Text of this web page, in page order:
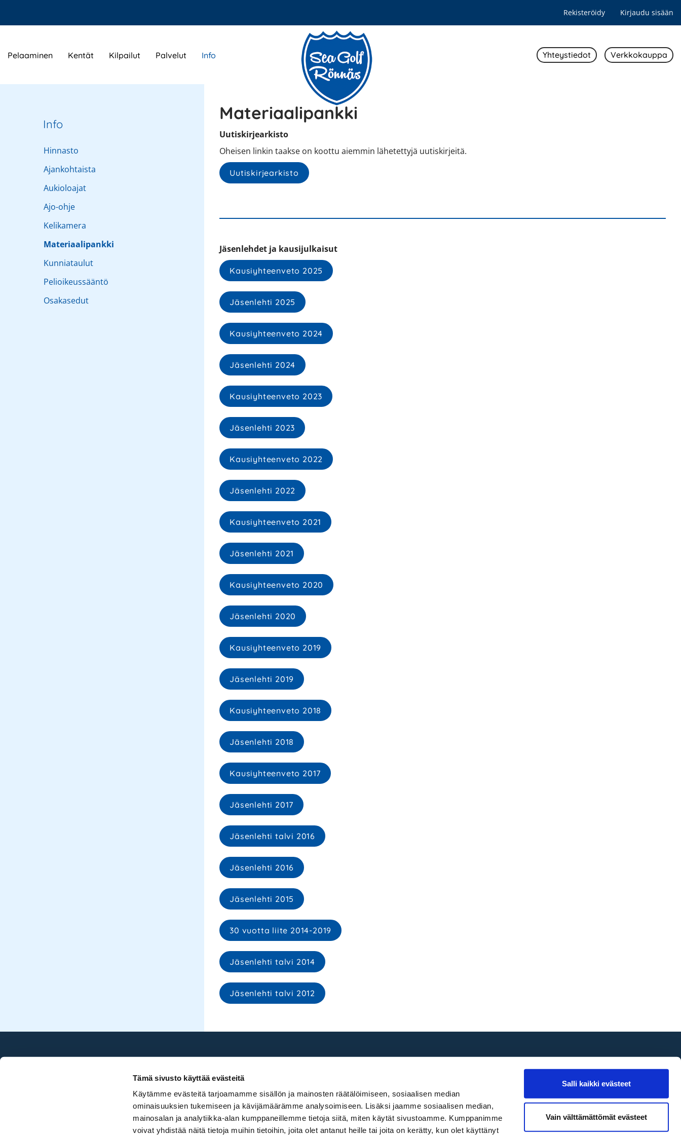
Tämä sivusto käyttää evästeitä
Käytämme evästeitä tarjoamamme sisällön ja mainosten räätälöimiseen, sosiaalisen median
ominaisuuksien tukemiseen ja kävijämäärämme analysoimiseen. Lisäksi jaamme sosiaalisen median,
mainosalan ja analytiikka-alan kumppaneillemme tietoja siitä, miten käytät sivustoamme. Kumppanimme
voivat yhdistää näitä tietoja muihin tietoihin, joita olet antanut heille tai joita on kerätty, kun olet käyttänyt
Salli kaikki evästeet
Vain välttämättömät evästeet
Rekisteröidy Kirjaudu sisään
Pelaaminen Kentät Kilpailut Palvelut Info Yhteystiedot Verkkokauppa
Materiaalipankki
Uutiskirjearkisto
Oheisen linkin taakse on koottu aiemmin lähetettyjä uutiskirjeitä.
Uutiskirjearkisto
Jäsenlehdet ja kausijulkaisut
Kausiyhteenveto 2025
Jäsenlehti 2025
Kausiyhteenveto 2024
Jäsenlehti 2024
Kausiyhteenveto 2023
Jäsenlehti 2023
Kausiyhteenveto 2022
Jäsenlehti 2022
Kausiyhteenveto 2021
Jäsenlehti 2021
Kausiyhteenveto 2020
Jäsenlehti 2020
Kausiyhteenveto 2019
Jäsenlehti 2019
Kausiyhteenveto 2018
Jäsenlehti 2018
Kausiyhteenveto 2017
Jäsenlehti 2017
Jäsenlehti talvi 2016
Jäsenlehti 2016
Jäsenlehti 2015
30 vuotta liite 2014-2019
Jäsenlehti talvi 2014
Jäsenlehti talvi 2012
Info
Hinnasto
Ajankohtaista
Aukioloajat
Ajo-ohje
Kelikamera
Materiaalipankki
Kunniataulut
Pelioikeussääntö
Osakasedut
Sea Golf Rönnäs